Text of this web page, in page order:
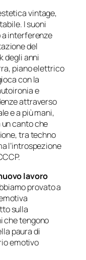
vintage,
I suoni
a interferenze
del
degli anni
piano elettrico
con la
e
attraverso
e a più mani,
canto che
tra techno
l’introspezione
lavoro
provato a
sulla
che tengono
paura di
emotivo